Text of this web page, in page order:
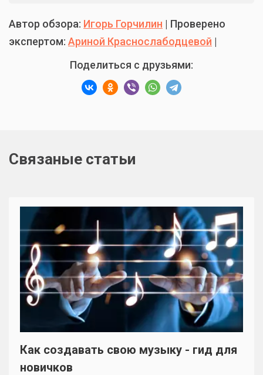
Автор обзора: Игорь Горчилин | Проверено
экспертом: Ариной Краснослабодцевой |
Поделиться с друзьями:
Связаные статьи
Как создавать свою музыку - гид для
новичков